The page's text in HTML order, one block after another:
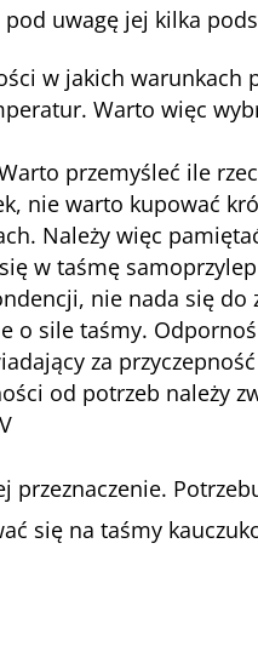
uwagę jej kilka
w jakich warunkach
Warto więc
przemyśleć ile
nie warto kupować
Należy więc
w taśmę
nie nada się
o sile taśmy.
za
od potrzeb należy
się na taśmy